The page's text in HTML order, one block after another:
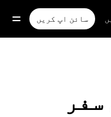
سائن اپ کریں